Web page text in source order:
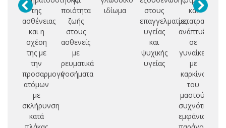
της
ασθένειας
και η
σχέση
της με
την
προσαρμογή
ατόμων
με
σκλήρυνση
κατά
ποιότητα
ζωής
στους
ασθενείς
με
ρευματικά
νοσήματα
ιδίωμα
στους
επαγγελματίες
υγείας
και
ψυχικής
υγείας
και
ανάπτυξη
σε
γυναίκες
με
καρκίνο
του
μαστού:
συχνότητα
εμφάνισης,